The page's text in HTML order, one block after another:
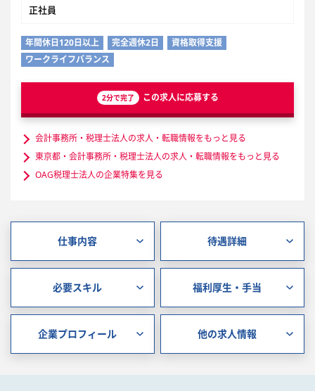
正社員
年間休日120日以上 完全週休2日
資格取得支援
ワークライフバランス
2分で完了 この求人に応募する
会計事務所・税理士法人の求人・転職情報をもっと見る
東京都・会計事務所・税理士法人の求人・転職情報をもっと見る
OAG税理士法人の企業特集を見る
仕事内容 待遇詳細
必要スキル 福利厚生・手当
企業プロフィール 他の求人情報